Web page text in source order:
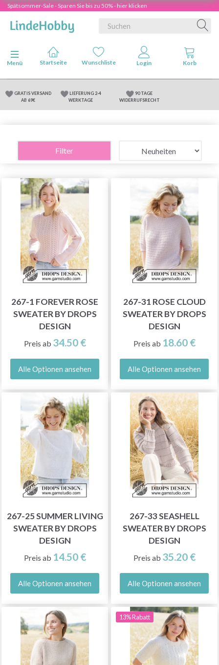
Spätsommer-Sale - Sparen Sie bis zu 50% - hier klicken
Anzeige ändern
Menü
GRATIS VERSAND
AB 69€
LIEFERUNG 2-4
WERKTAGE
90 TAGE
WIDERRUFSRECHT
Filter
267-1 FOREVER ROSE
SWEATER BY DROPS
DESIGN
Preis ab 34.50 €
Alle Optionen ansehen
267-31 ROSE CLOUD
SWEATER BY DROPS
DESIGN
Preis ab 18.60 €
Alle Optionen ansehen
267-25 SUMMER LIVING
SWEATER BY DROPS
DESIGN
Preis ab 14.50 €
Alle Optionen ansehen
267-33 SEASHELL
SWEATER BY DROPS
DESIGN
Preis ab 35.20 €
Alle Optionen ansehen
13% Rabatt